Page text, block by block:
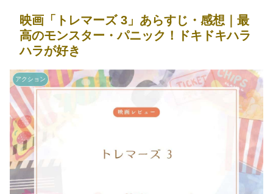
映画「トレマーズ 3」あらすじ・感想｜最
高のモンスター・パニック！ドキドキハラ
ハラが好き
アクション